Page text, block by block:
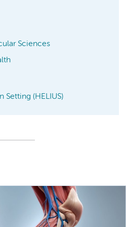
Sciences
Setting (HELIUS)